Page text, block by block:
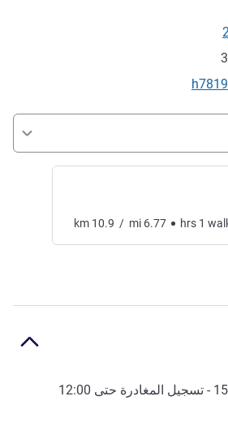
الإلكتروني
km 10.9 / mi 6.77 hrs 1
- تسجيل المغادرة حتى 12:00